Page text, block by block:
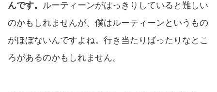
んです。 ルーティーンがはっきりしていると難しい
のかもしれませんが、僕はルーティーンというもの
がほぼないんですよね。行き当たりばったりなとこ
ろがあるのかもしれません。